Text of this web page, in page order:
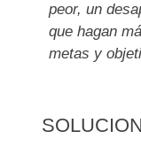
peor, un
que hagan
metas y